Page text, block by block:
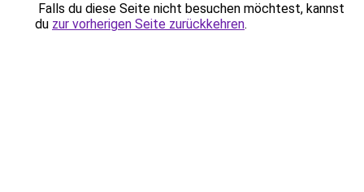
Falls du diese Seite nicht besuchen möchtest, kannst
du zur vorherigen Seite zurückkehren.